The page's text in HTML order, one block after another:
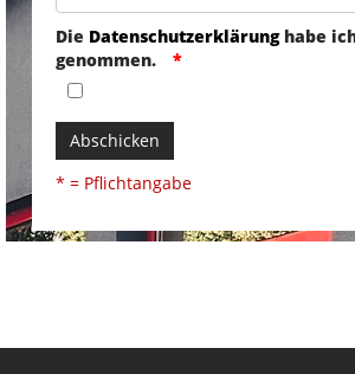
Die Datenschutzerklärunghabe
genommen.
Abschicken
* = Pflichtangabe